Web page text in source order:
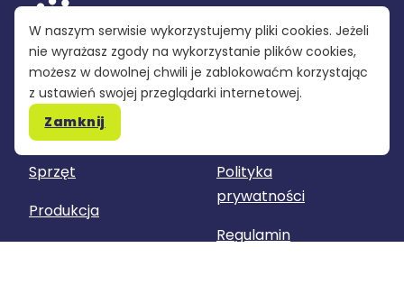
PGWR
Szkolenia
Sprzęt
Produkcja
Pomoc
Polityka
prywatności
Regulamin
W naszym serwisie wykorzystujemy pliki cookies. Jeżeli
nie wyrażasz zgody na wykorzystanie plików cookies,
możesz w dowolnej chwili je zablokowaćm korzystając
z ustawień swojej przeglądarki internetowej.
Zamknij